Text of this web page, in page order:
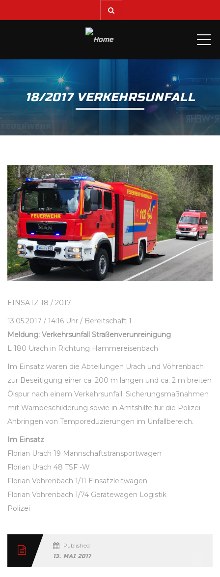
18/2017 VERKEHRSUNFALL
EINSATZ 18 / 2017
13.05.2017 / 14:16 Uhr / Bereitschaft 1
Meldung: Verkehrsunfall Straßenverunreinigung
L 180 Urach in Richtung Hammereisenbach
Im Einsatz waren die Abteilungen Urach und Vöhrenbach
zur Beseitigung einer ca. 200 m langen und ca. 2 m breiten
Ölspur nach einem Verkehrsunfall. Sicherungsmaßnahmen
mit Warnbeschilderung sowie in Amtshilfe für die Polizei
Anbringen von Temporeduzierungen im Unfallbereich.
Im Einsatz
Florian Urach 19 Mannschaftstransportwagen
Florian Urach 48 TSF -W
Florian Vöhrenbach 1/11 Einsatzleitwagen
Florian Vöhrenbach 1/74 Gerätewagen Logistik
Polizei
Published
13. MAI 2017